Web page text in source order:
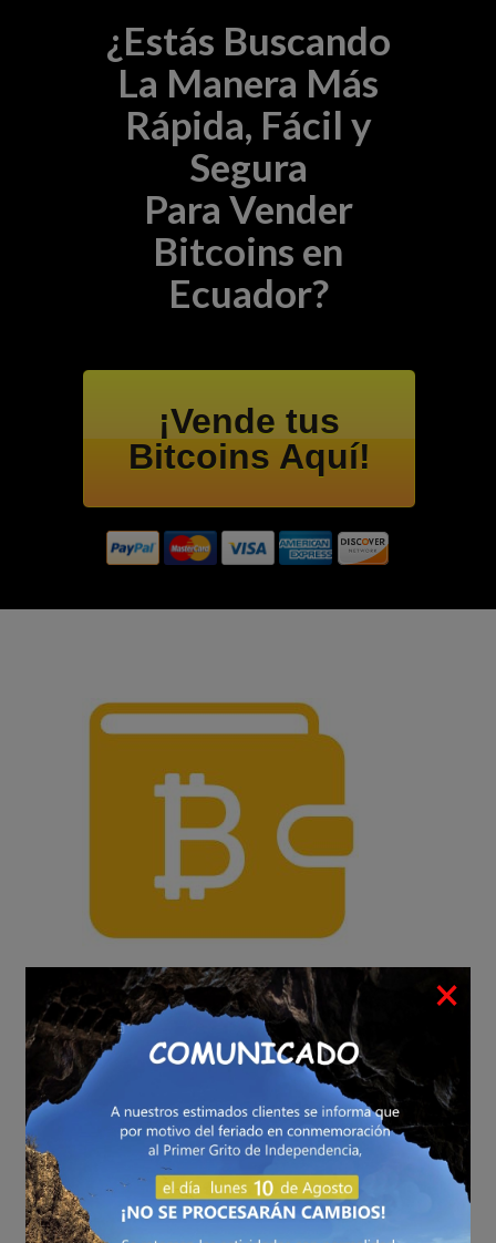
¿Estás Buscando
La Manera Más
Rápida, Fácil y
Segura
Para Vender
Bitcoins en
Ecuador?
¡Vende tus
Bitcoins Aquí!
VENDE
BITCOINS
Vende Bitcoins Aquí►
×